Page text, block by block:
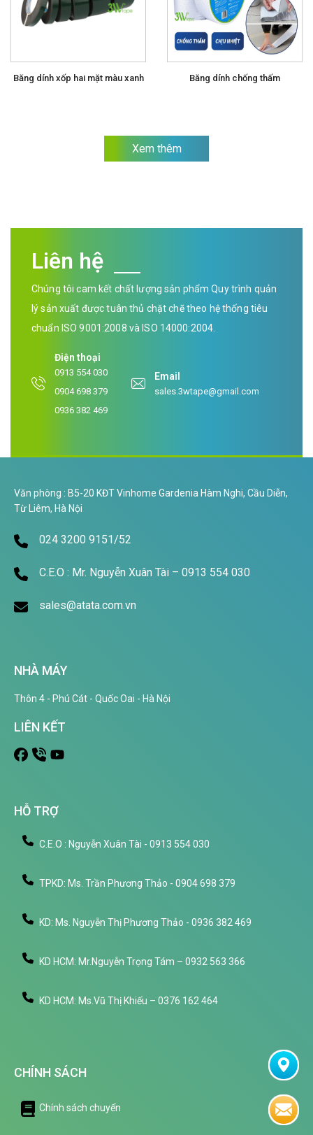
Băng dính xốp hai mặt màu xanh Băng dính chống thấm
Xem thêm
Liên hệ
Chúng tôi cam kết chất lượng sản phẩm Quy trình quản
lý sản xuất được tuân thủ chặt chẽ theo hệ thống tiêu
chuẩn ISO 9001:2008 và ISO 14000:2004.
Điện thoại
0913 554 030
0904 698 379
0936 382 469
Email
sales.3wtape@gmail.com
Văn phòng : B5-20 KĐT Vinhome Gardenia Hàm Nghi, Cầu Diễn,
Từ Liêm, Hà Nội
024 3200 9151/52
C.E.O : Mr. Nguyễn Xuân Tài – 0913 554 030
sales@atata.com.vn
NHÀ MÁY
Thôn 4 - Phú Cát - Quốc Oai - Hà Nội
LIÊN KẾT
HỖ TRỢ
C.E.O : Nguyễn Xuân Tài - 0913 554 030
TPKD: Ms. Trần Phương Thảo - 0904 698 379
KD: Ms. Nguyễn Thị Phương Thảo - 0936 382 469
KD HCM: Mr.Nguyễn Trọng Tám – 0932 563 366
KD HCM: Ms.Vũ Thị Khiếu – 0376 162 464
CHÍNH SÁCH
Chính sách chuyển